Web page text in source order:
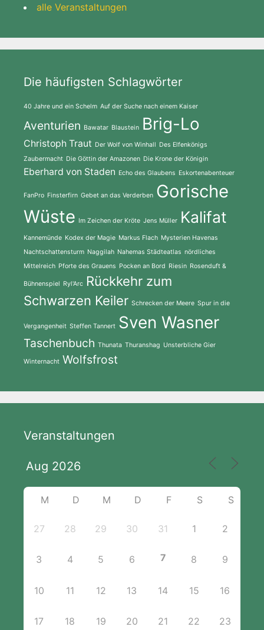
alle Veranstaltungen
Die häufigsten Schlagwörter
40 Jahre und ein Schelm Auf der Suche nach einem Kaiser
Aventurien Bawatar Blaustein Brig-Lo
Christoph Traut Der Wolf von Winhall Des Elfenkönigs
Zaubermacht Die Göttin der Amazonen Die Krone der Königin
Eberhard von Staden Echo des Glaubens Eskortenabenteuer
FanPro Finsterfirn Gebet an das Verderben Gorische
Wüste Im Zeichen der Kröte Jens Müller Kalifat
Kannemünde Kodex der Magie Markus Flach Mysterien Havenas
Nachtschattensturm Naggilah Nahemas Städteatlas nördliches
Mittelreich Pforte des Grauens Pocken an Bord Riesin Rosenduft &
Bühnenspiel Ryl'Arc Rückkehr zum
Schwarzen Keiler Schrecken der Meere Spur in die
Vergangenheit Steffen Tannert Sven Wasner
Taschenbuch Thunata Thuranshag Unsterbliche Gier
Winternacht Wolfsfrost
Veranstaltungen
M D M D F S S
27 28 29 30 31 1 2
3 4 5 6 7 8 9
10 11 12 13 14 15 16
17 18 19 20 21 22 23